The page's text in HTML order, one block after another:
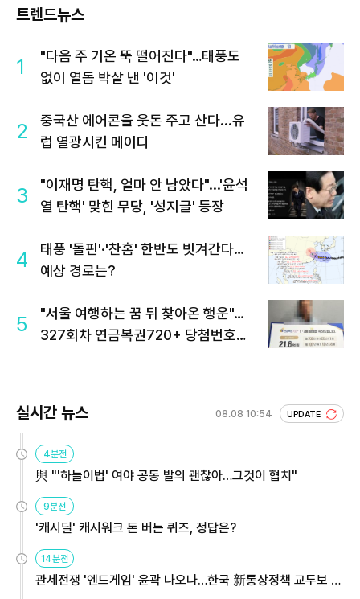
트렌드뉴스
1
"다음 주 기온 뚝 떨어진다"…태풍도
없이 열돔 박살 낸 '이것'
2
중국산 에어콘을 웃돈 주고 산다...유
럽 열광시킨 메이디
3
"이재명 탄핵, 얼마 안 남았다"...'윤석
열 탄핵' 맞힌 무당, '성지글' 등장
4
태풍 '돌핀'·'찬홈' 한반도 빗겨간다…
예상 경로는?
5
"서울 여행하는 꿈 뒤 찾아온 행운"…
327회차 연금복권720+ 당첨번호조
실시간 뉴스 08.08 10:54 UPDATE
4분전
與 "'하늘이법' 여야 공동 발의 괜찮아…그것이 협치"
9분전
'캐시딜' 캐시워크 돈 버는 퀴즈, 정답은?
14분전
관세전쟁 '엔드게임' 윤곽 나오나…한국 新통상정책 교두보 활